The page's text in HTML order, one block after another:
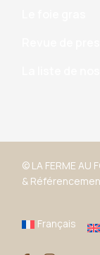
© LA FERME AU
&
Français